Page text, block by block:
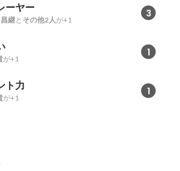
ーヤー 3
継と その他2人が+1
1
が+1
ト力 1
が+1